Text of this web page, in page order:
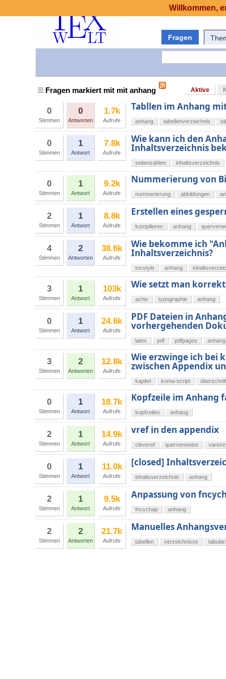
Fragen
Fragen markiert mit mit anhang Aktive
0
Stimmen
0
Antworten
1.7k
Aufrufe
Tabllen im Anhang
anhang tabellenverzeichnis
0
Stimmen
1
Antwort
7.8k
Aufrufe
Wie kann ich den
Inhaltsverzeichnis
seitenzahlen inhaltsverzeichnis
0
Stimmen
1
Antwort
9.2k
Aufrufe
Nummerierung von
nummerierung abbildungen
2
Stimmen
1
Antwort
8.8k
Aufrufe
Erstellen eines
kompilieren anhang
4
Stimmen
2
Antworten
38.6k
Aufrufe
Wie bekomme ich
Inhaltsverzeichnis?
tocstyle anhang
3
Stimmen
1
Antwort
103k
Aufrufe
Wie setzt man
achiv typographie anhang
0
Stimmen
1
Antwort
24.6k
Aufrufe
PDF Dateien in
vorhergehenden
latex pdf pdfpages anhang
3
Stimmen
2
Antworten
12.8k
Aufrufe
Wie erzwinge ich bei
zwischen Appendix
kapitel koma-script
0
Stimmen
1
Antwort
18.7k
Aufrufe
Kopfzeile im Anhang
kopfzeilen anhang
2
Stimmen
1
Antwort
14.9k
Aufrufe
vref in den appendix
cleveref querverweise
0
Stimmen
1
Antwort
11.0k
Aufrufe
[closed]
inhaltsverzeichnis anhang
2
Stimmen
1
Antwort
9.5k
Aufrufe
Anpassung von
fncychap anhang
2
Stimmen
2
Antworten
21.7k
Aufrufe
Manuelles
tabellen verzeichnisse
Willkommen,